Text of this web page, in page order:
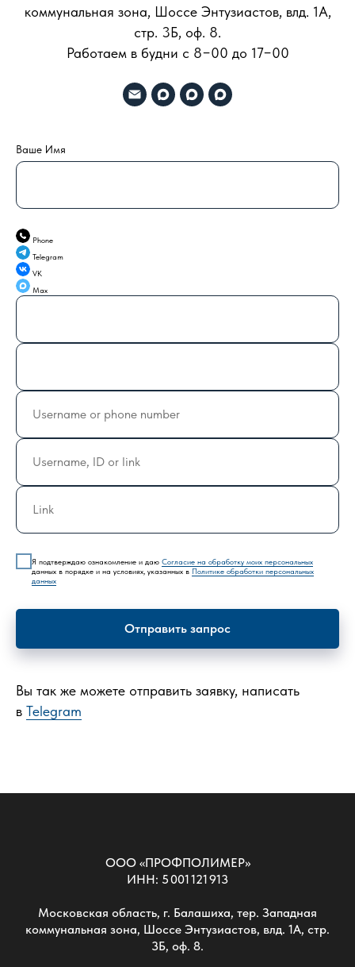
коммунальная зона, Шоссе Энтузиастов, влд. 1А,
стр. 3Б, оф. 8.
Работаем в будни с 8−00 до 17−00
Ваше Имя
Phone
Telegram
VK
Max
Я подтверждаю ознакомление и даю Согласие на обработку моих персональных
данных в порядке и на условиях, указанных в Политике обработки персональных
данных
Отправить запрос
Вы так же можете отправить заявку, написать
в Telegram
ООО «ПРОФПОЛИМЕР»
ИНН: 5 001 121 913
Московская область, г. Балашиха, тер. Западная
коммунальная зона, Шоссе Энтузиастов, влд. 1А, стр.
3Б, оф. 8.